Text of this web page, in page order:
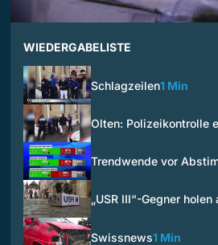
WIEDERGABELISTE
Schlagzeilen1 Min
Olten: Polizeikontrolle
Trendwende vor
„USR III“-Gegner holen
Swissnews1 Min